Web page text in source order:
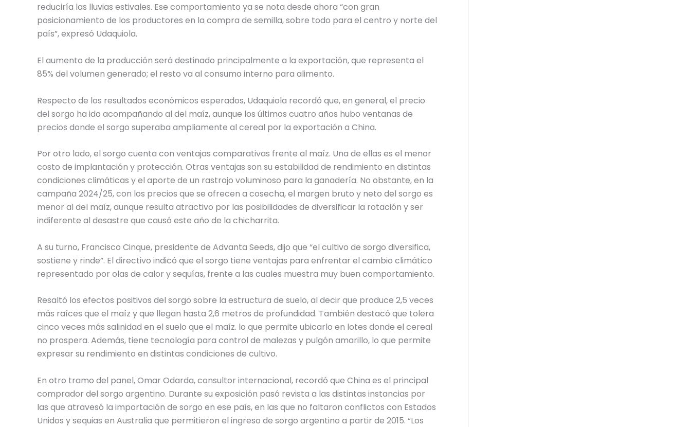
reduciría las lluvias estivales. Ese comportamiento ya se nota desde ahora “con gran
posicionamiento de los productores en la compra de semilla, sobre todo para el centro y norte del
país”, expresó Udaquiola.
El aumento de la producción será destinado principalmente a la exportación, que representa el
85% del volumen generado; el resto va al consumo interno para alimento.
Respecto de los resultados económicos esperados, Udaquiola recordó que, en general, el precio
del sorgo ha ido acompañando al del maíz, aunque los últimos cuatro años hubo ventanas de
precios donde el sorgo superaba ampliamente al cereal por la exportación a China.
Por otro lado, el sorgo cuenta con ventajas comparativas frente al maíz. Una de ellas es el menor
costo de implantación y protección. Otras ventajas son su estabilidad de rendimiento en distintas
condiciones climáticas y el aporte de un rastrojo voluminoso para la ganadería. No obstante, en la
campaña 2024/25, con los precios que se ofrecen a cosecha, el margen bruto y neto del sorgo es
menor al del maíz, aunque resulta atractivo por las posibilidades de diversificar la rotación y ser
indiferente al desastre que causó este año de la chicharrita.
A su turno, Francisco Cinque, presidente de Advanta Seeds, dijo que “el cultivo de sorgo diversifica,
sostiene y rinde”. El directivo indicó que el sorgo tiene ventajas para enfrentar el cambio climático
representado por olas de calor y sequías, frente a las cuales muestra muy buen comportamiento.
Resaltó los efectos positivos del sorgo sobre la estructura de suelo, al decir que produce 2,5 veces
más raíces que el maíz y que llegan hasta 2,6 metros de profundidad. También destacó que tolera
cinco veces más salinidad en el suelo que el maíz. lo que permite ubicarlo en lotes donde el cereal
no prospera. Además, tiene tecnología para control de malezas y pulgón amarillo, lo que permite
expresar su rendimiento en distintas condiciones de cultivo.
En otro tramo del panel, Omar Odarda, consultor internacional, recordó que China es el principal
comprador del sorgo argentino. Durante su exposición pasó revista a las distintas instancias por
las que atravesó la importación de sorgo en ese país, en las que no faltaron conflictos con Estados
Unidos y sequias en Australia que permitieron el ingreso de sorgo argentino a partir de 2015. “Los